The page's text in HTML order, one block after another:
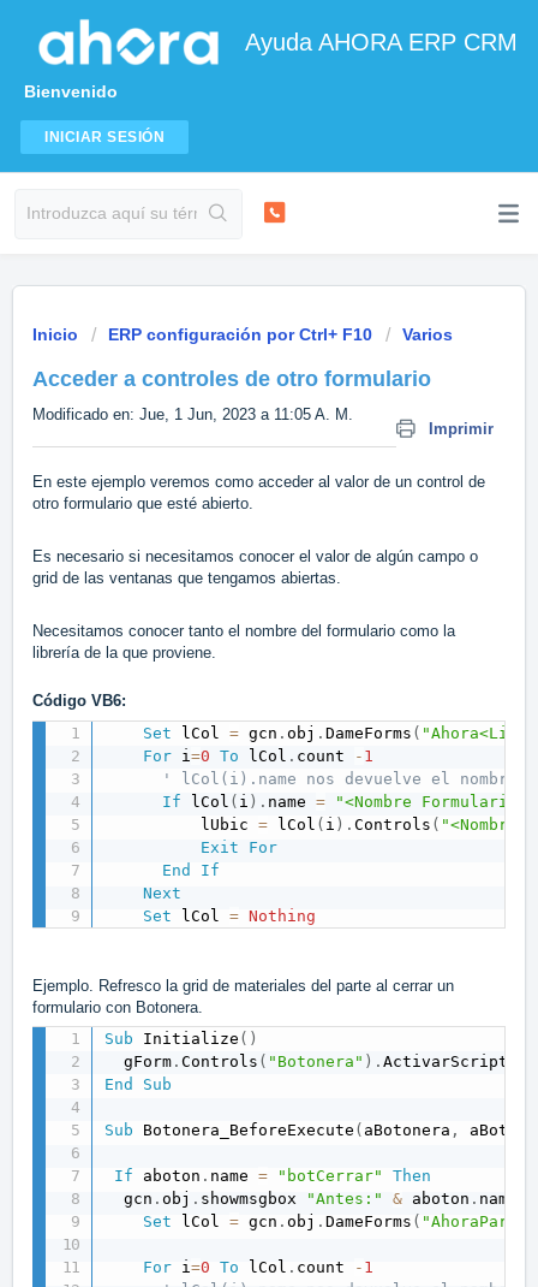
Ayuda AHORA ERP CRM
Bienvenido
INICIAR SESIÓN
Inicio ERP configuración por Ctrl+ F10 Varios
Acceder a controles de otro formulario
Imprimir
Modificado en: Jue, 1 Jun, 2023 a 11:05 A. M.
En este ejemplo veremos como acceder al valor de un control de
otro formulario que esté abierto.
Es necesario si necesitamos conocer el valor de algún campo o
grid de las ventanas que tengamos abiertas.
Necesitamos conocer tanto el nombre del formulario como la
librería de la que proviene.
Código VB6:
Set lCol = gcn .obj .DameForms (
For i=0 To lCol . count - 1
' lCol(i).name nos devuelve el nombre
If lCol ( i ) . name =
"<Nombre Formulario>"
          lUbic
= lCol ( i ) .Controls ( "<Nombre
Exit
For
End
If
Next
Set lCol = Nothing
Ejemplo. Refresco la grid de materiales del parte al cerrar un
formulario con Botonera.
Sub Initialize ( )
  gForm
.Controls ( "Botonera" ) .ActivarScripts
End
Sub
Sub Botonera_BeforeExecute ( aBotonera , aBoton
If aboton . name = "botCerrar"
Then
  gcn
.obj . showmsgbox "Antes:" & aboton . name
Set lCol = gcn .obj .DameForms (
For i=0 To lCol . count - 1